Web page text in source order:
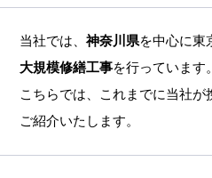
当社では、神奈川県を中心に東
大規模修繕工事を行っています。
こちらでは、これまでに当社が
ご紹介いたします。